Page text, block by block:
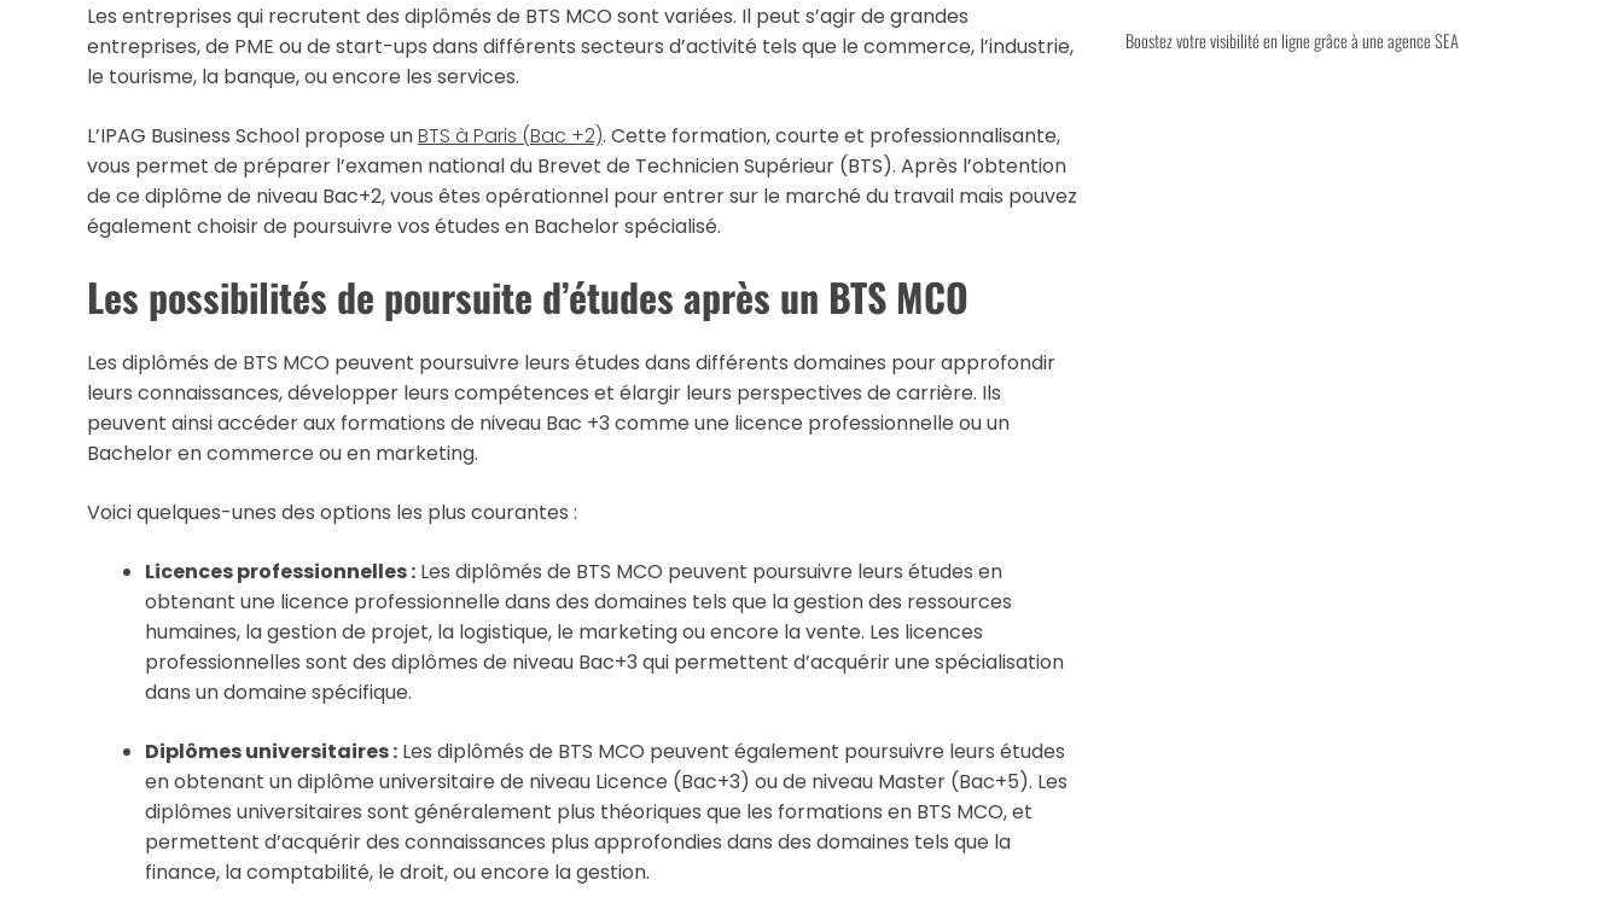
Les entreprises qui recrutent des diplômés de BTS MCO sont variées. Il peut s’agir de grandes
entreprises, de PME ou de start-ups dans différents secteurs d’activité tels que le commerce, l’industrie,
le tourisme, la banque, ou encore les services.
L’IPAG Business School propose unBTS à Paris (Bac +2). Cette formation, courte et professionnalisante,
vous permet de préparer l’examen national du Brevet de Technicien Supérieur (BTS). Après l’obtention
de ce diplôme de niveau Bac+2, vous êtes opérationnel pour entrer sur le marché du travail mais pouvez
également choisir de poursuivre vos études en Bachelor spécialisé.
Les possibilités de poursuite d’études après un BTS MCO
Les diplômés de BTS MCO peuvent poursuivre leurs études dans différents domaines pour approfondir
leurs connaissances, développer leurs compétences et élargir leurs perspectives de carrière. Ils
peuvent ainsi accéder aux formations de niveau Bac +3 comme une licence professionnelle ou un
Bachelor en commerce ou en marketing.
Voici quelques-unes des options les plus courantes :
Licences professionnelles : Les diplômés de BTS MCO peuvent poursuivre leurs études en
obtenant une licence professionnelle dans des domaines tels que la gestion des ressources
humaines, la gestion de projet, la logistique, le marketing ou encore la vente. Les licences
professionnelles sont des diplômes de niveau Bac+3 qui permettent d’acquérir une spécialisation
dans un domaine spécifique.
Diplômes universitaires : Les diplômés de BTS MCO peuvent également poursuivre leurs études
en obtenant un diplôme universitaire de niveau Licence (Bac+3) ou de niveau Master (Bac+5). Les
diplômes universitaires sont généralement plus théoriques que les formations en BTS MCO, et
permettent d’acquérir des connaissances plus approfondies dans des domaines tels que la
finance, la comptabilité, le droit, ou encore la gestion.
Boostez votre visibilité en ligne grâce à une agence SEA